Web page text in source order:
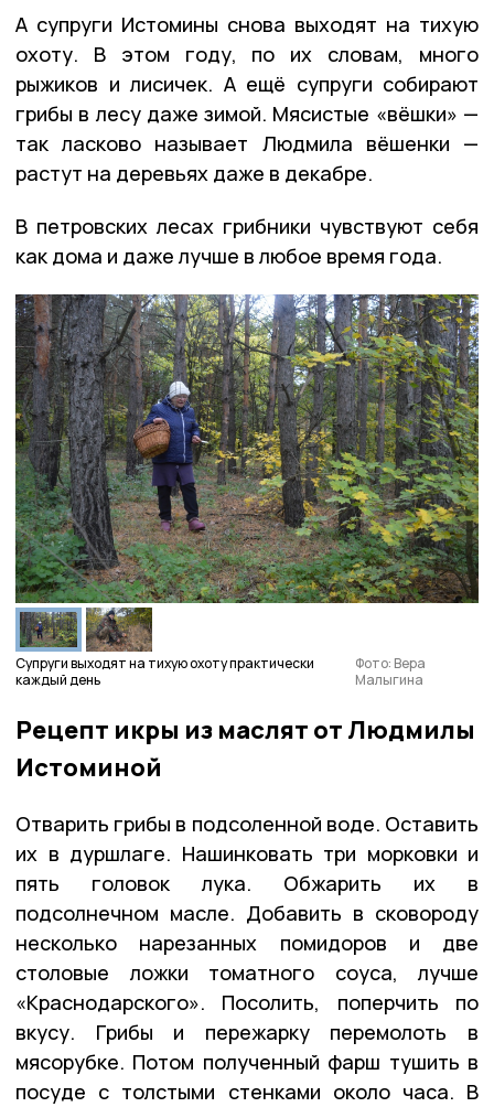
А супруги Истомины снова выходят на тихую
охоту. В этом году, по их словам, много
рыжиков и лисичек. А ещё супруги собирают
грибы в лесу даже зимой. Мясистые «вёшки» —
так ласково называет Людмила вёшенки —
растут на деревьях даже в декабре.
В петровских лесах грибники чувствуют себя
как дома и даже лучше в любое время года.
Супруги выходят на тихую охоту практически
каждый день
Фото: Вера
Малыгина
Рецепт икры из маслят от Людмилы
Истоминой
Отварить грибы в подсоленной воде. Оставить
их в дуршлаге. Нашинковать три морковки и
пять головок лука. Обжарить их в
подсолнечном масле. Добавить в сковороду
несколько нарезанных помидоров и две
столовые ложки томатного соуса, лучше
«Краснодарского». Посолить, поперчить по
вкусу. Грибы и пережарку перемолоть в
мясорубке. Потом полученный фарш тушить в
посуде с толстыми стенками около часа. В